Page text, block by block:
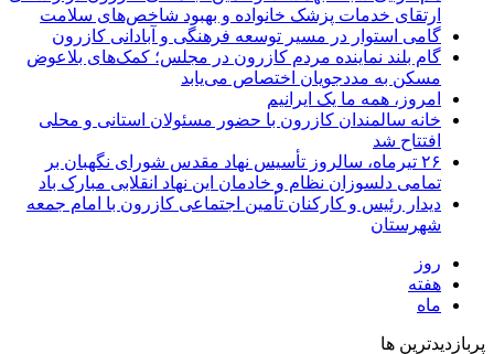
ارتقای خدمات پزشک خانواده و بهبود شاخص‌های سلامت
گامی استوار در مسیر توسعه فرهنگی و آبادانی کازرون
گام بلند نماینده مردم کازرون در مجلس؛ کمک‌های بلاعوض
مسکن به مددجویان اختصاص می‌یابد
امروز، همه ما یک ایرانیم
خانه سالمندان کازرون با حضور مسئولان استانی و محلی
افتتاح شد
۲۶ تیرماه، سالروز تأسیس نهاد مقدس شورای نگهبان بر
تمامی دلسوزان نظام و خادمان این نهاد انقلابی مبارک باد
دیدار رئیس و کارکنان تأمین اجتماعی کازرون با امام جمعه
شهرستان
روز
هفته
ماه
پربازدیدترین ها